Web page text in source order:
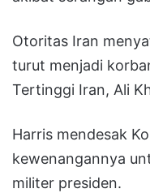
Otoritas Iran
turut menjadi
Tertinggi Iran, Ali
Harris mendesak
kewenangannya
militer presiden.